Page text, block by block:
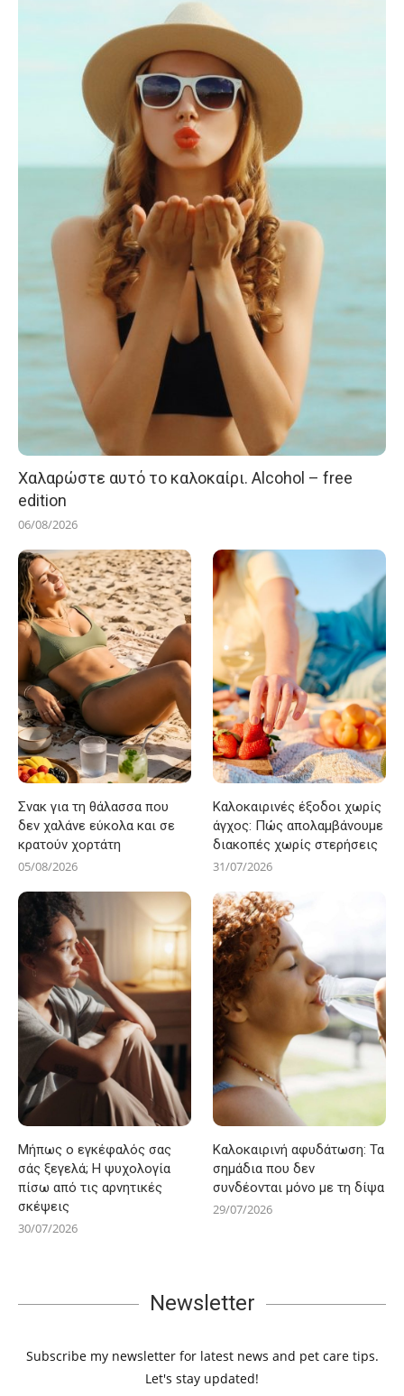
Χαλαρώστε αυτό το καλοκαίρι. Alcohol – free
edition
06/08/2026
Σνακ για τη θάλασσα που
δεν χαλάνε εύκολα και σε
κρατούν χορτάτη
05/08/2026
Καλοκαιρινές έξοδοι χωρίς
άγχος: Πώς απολαμβάνουμε
διακοπές χωρίς στερήσεις
31/07/2026
Μήπως ο εγκέφαλός σας
σάς ξεγελά; Η ψυχολογία
πίσω από τις αρνητικές
σκέψεις
30/07/2026
Καλοκαιρινή αφυδάτωση: Τα
σημάδια που δεν
συνδέονται μόνο με τη δίψα
29/07/2026
Newsletter
Subscribe my newsletter for latest news and pet care tips.
Let's stay updated!